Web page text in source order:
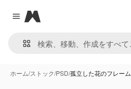
Close menu
Magnific
ホーム/ストック/PSD/孤立した花のフレーム